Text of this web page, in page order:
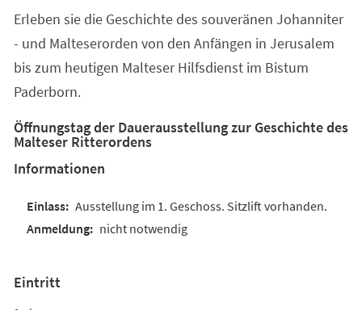
Erleben sie die Geschichte des souveränen Johanniter
- und Malteserorden von den Anfängen in Jerusalem
bis zum heutigen Malteser Hilfsdienst im Bistum
Paderborn.
Öffnungstag der Dauerausstellung zur Geschichte des
Malteser Ritterordens
Informationen
Ausstellung im 1. Geschoss. Sitzlift vorhanden.
nicht notwendig
Eintritt